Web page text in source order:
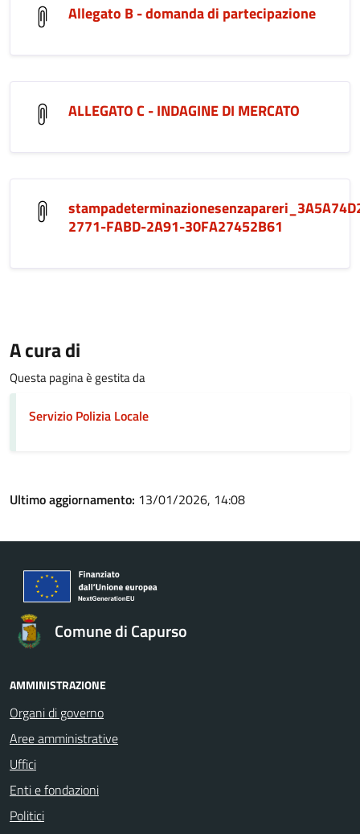
Allegato B - domanda di partecipazione
ALLEGATO C - INDAGINE DI MERCATO
2771-FABD-2A91-30FA27452B61
A cura di
Questa pagina è gestita da
Servizio Polizia Locale
Ultimo aggiornamento: 13/01/2026, 14:08
Comune di Capurso
AMMINISTRAZIONE
Organi di governo
Aree amministrative
Uffici
Enti e fondazioni
Politici